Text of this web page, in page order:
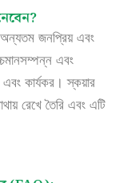
অন্যতম জনপ্রিয় এবং
এবং
এবং কার্যকর। স্কয়ার
রেখে তৈরি এবং এটি